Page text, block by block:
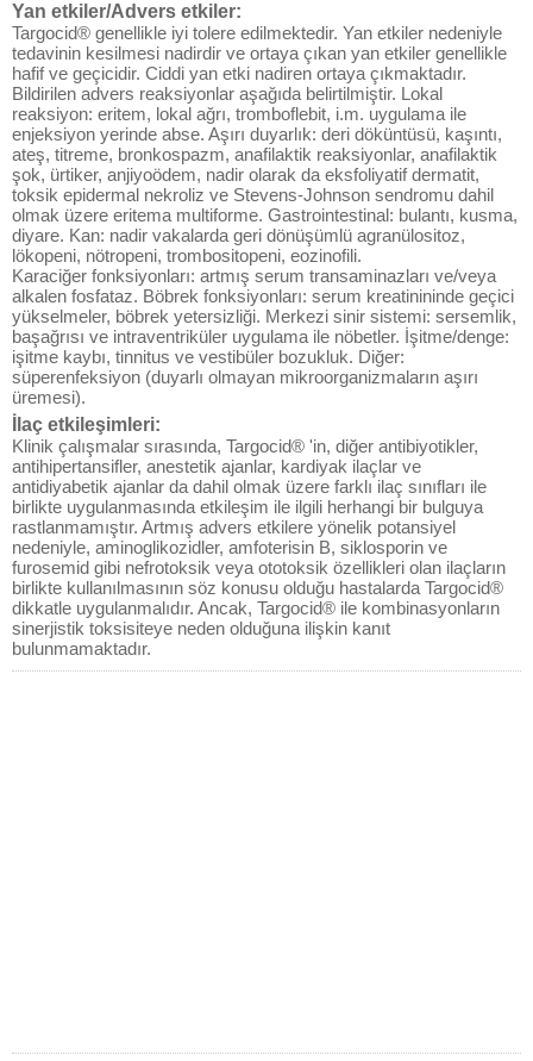
Yan etkiler/Advers etkiler:
Targocid® genellikle iyi tolere edilmektedir. Yan etkiler nedeniyle
tedavinin kesilmesi nadirdir ve ortaya çıkan yan etkiler genellikle
hafif ve geçicidir. Ciddi yan etki nadiren ortaya çıkmaktadır.
Bildirilen advers reaksiyonlar aşağıda belirtilmiştir. Lokal
reaksiyon: eritem, lokal ağrı, tromboflebit, i.m. uygulama ile
enjeksiyon yerinde abse. Aşırı duyarlık: deri döküntüsü, kaşıntı,
ateş, titreme, bronkospazm, anafilaktik reaksiyonlar, anafilaktik
şok, ürtiker, anjiyoödem, nadir olarak da eksfoliyatif dermatit,
toksik epidermal nekroliz ve Stevens-Johnson sendromu dahil
olmak üzere eritema multiforme. Gastrointestinal: bulantı, kusma,
diyare. Kan: nadir vakalarda geri dönüşümlü agranülositoz,
lökopeni, nötropeni, trombositopeni, eozinofili.
Karaciğer fonksiyonları: artmış serum transaminazları ve/veya
alkalen fosfataz. Böbrek fonksiyonları: serum kreatinininde geçici
yükselmeler, böbrek yetersizliği. Merkezi sinir sistemi: sersemlik,
başağrısı ve intraventriküler uygulama ile nöbetler. İşitme/denge:
işitme kaybı, tinnitus ve vestibüler bozukluk. Diğer:
süperenfeksiyon (duyarlı olmayan mikroorganizmaların aşırı
üremesi).
İlaç etkileşimleri:
Klinik çalışmalar sırasında, Targocid® 'in, diğer antibiyotikler,
antihipertansifler, anestetik ajanlar, kardiyak ilaçlar ve
antidiyabetik ajanlar da dahil olmak üzere farklı ilaç sınıfları ile
birlikte uygulanmasında etkileşim ile ilgili herhangi bir bulguya
rastlanmamıştır. Artmış advers etkilere yönelik potansiyel
nedeniyle, aminoglikozidler, amfoterisin B, siklosporin ve
furosemid gibi nefrotoksik veya ototoksik özellikleri olan ilaçların
birlikte kullanılmasının söz konusu olduğu hastalarda Targocid®
dikkatle uygulanmalıdır. Ancak, Targocid® ile kombinasyonların
sinerjistik toksisiteye neden olduğuna ilişkin kanıt
bulunmamaktadır.